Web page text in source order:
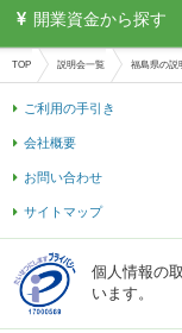
開業資金から探す
TOP 説明会一覧 福島県の説
ご利用の手引き
会社概要
お問い合わせ
サイトマップ
個人情報の
います。